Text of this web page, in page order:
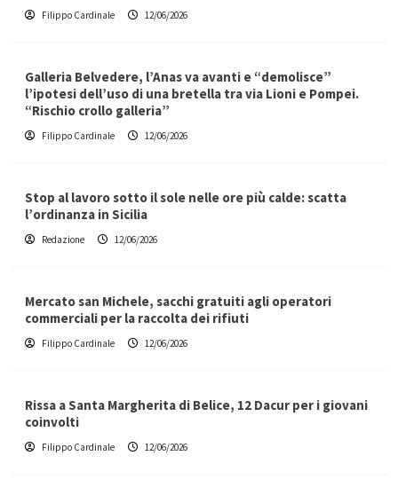
Filippo Cardinale 12/06/2026
Galleria Belvedere, l’Anas va avanti e “demolisce”
l’ipotesi dell’uso di una bretella tra via Lioni e Pompei.
“Rischio crollo galleria”
Filippo Cardinale 12/06/2026
Stop al lavoro sotto il sole nelle ore più calde: scatta
l’ordinanza in Sicilia
Redazione 12/06/2026
Mercato san Michele, sacchi gratuiti agli operatori
commerciali per la raccolta dei rifiuti
Filippo Cardinale 12/06/2026
Rissa a Santa Margherita di Belice, 12 Dacur per i giovani
coinvolti
Filippo Cardinale 12/06/2026